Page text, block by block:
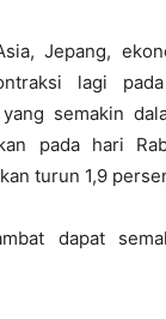
Jepang,
lagi
semakin
pada hari
turun 1,9
dapat